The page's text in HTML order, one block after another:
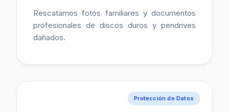
Rescatamos fotos familiares y documentos
profesionales de discos duros y pendrives
dañados.
Protección de Datos